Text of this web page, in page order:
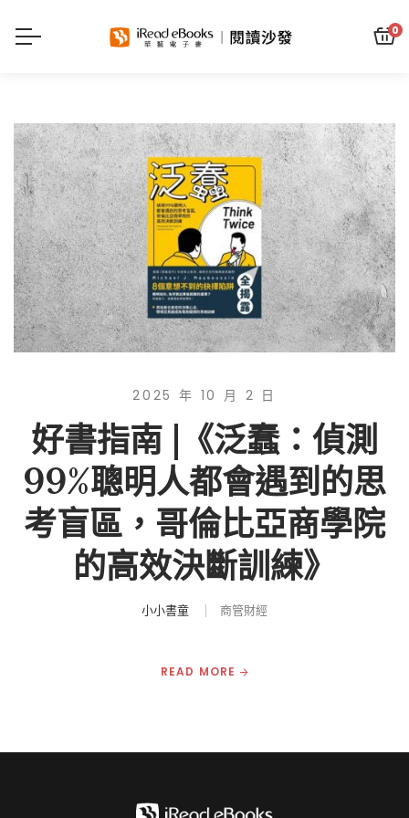
0
2025 年 10 月 2 日
好書指南 |《泛蠢：偵測
99%聰明人都會遇到的思
考盲區，哥倫比亞商學院
的高效決斷訓練》
小小書童 商管財經
READ MORE